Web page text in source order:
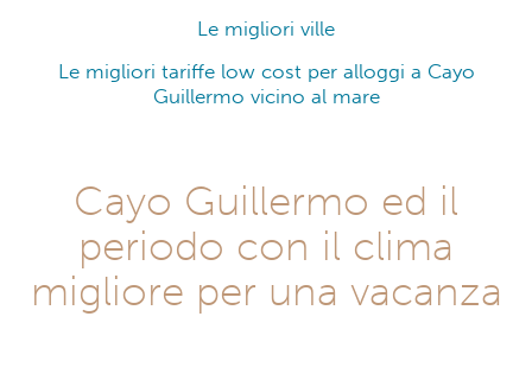
Le migliori ville
Le migliori tariffe low cost per alloggi a Cayo
Guillermo vicino al mare
Cayo Guillermo ed il
periodo con il clima
migliore per una vacanza